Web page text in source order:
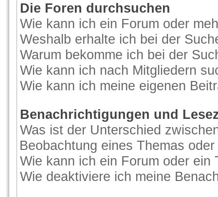
Die Foren durchsuchen
Wie kann ich ein Forum oder
Weshalb erhalte ich bei der
Warum bekomme ich bei der
Wie kann ich nach Mitgliedern
Wie kann ich meine eigenen
Benachrichtigungen und
Was ist der Unterschied
Beobachtung eines Themas
Wie kann ich ein Forum oder ein
Wie deaktiviere ich meine